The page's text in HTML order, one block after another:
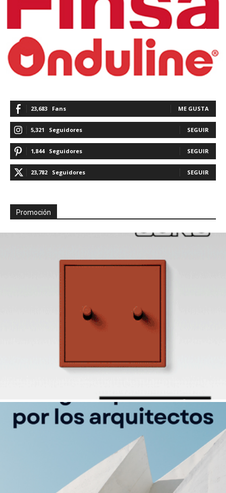
23,683 Fans ME GUSTA
5,321 Seguidores SEGUIR
1,844 Seguidores SEGUIR
23,782 Seguidores SEGUIR
Promoción